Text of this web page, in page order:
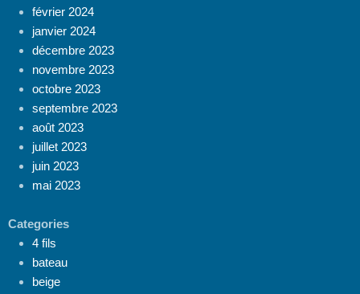
février 2024
janvier 2024
décembre 2023
novembre 2023
octobre 2023
septembre 2023
août 2023
juillet 2023
juin 2023
mai 2023
Categories
4 fils
bateau
beige